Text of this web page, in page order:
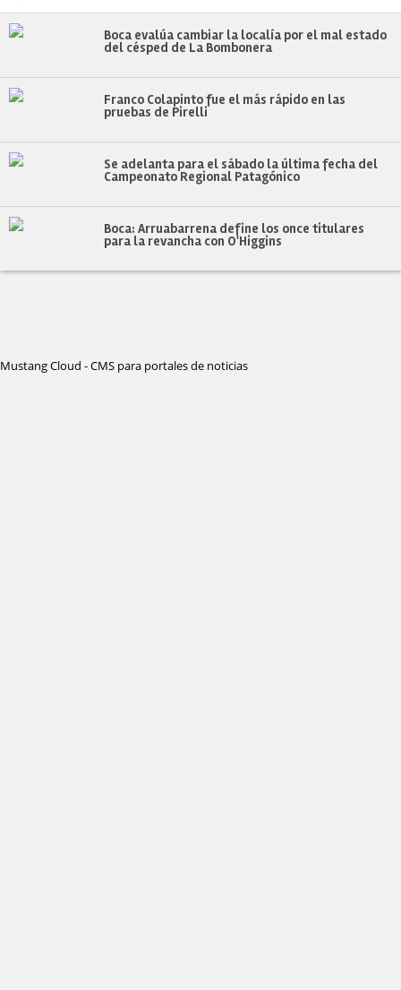
Boca evalúa cambiar la localía por el mal estado
del césped de La Bombonera
Franco Colapinto fue el más rápido en las
pruebas de Pirelli
Se adelanta para el sábado la última fecha del
Campeonato Regional Patagónico
Boca: Arruabarrena define los once titulares
para la revancha con O'Higgins
Mustang Cloud - CMS para portales de noticias